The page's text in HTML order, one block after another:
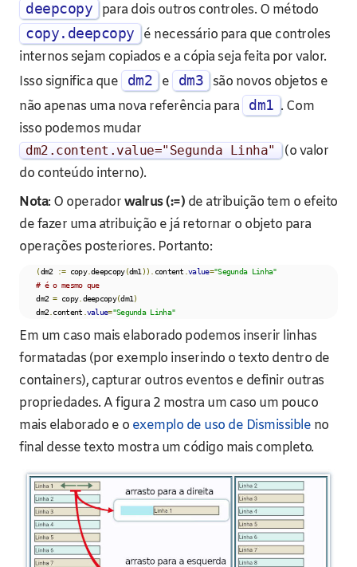
deepcopy para dois outros controles. O método
copy.deepcopy
é necessário para que controles
internos sejam copiados e a cópia seja feita por valor.
Isso significa que
dm2 e dm3
são novos objetos e
não apenas uma nova referência para dm1 . Com
isso podemos mudar
dm2 . content . value="Segunda Linha"
(o valor
do conteúdo interno).
Nota: O operadorwalrus (:=) de atribuição tem o efeito
de fazer uma atribuição e já retornar o objeto para
operações posteriores. Portanto:
(dm2 := copy.deepcopy(dm1 )). content .value="Segunda Linha"
# é o mesmo que
    dm2
= copy. deepcopy(dm1 )
    dm2
content value="Segunda Linha"
Em um caso mais elaborado podemos inserir linhas
formatadas (por exemplo inserindo o texto dentro de
containers), capturar outros eventos e definir outras
propriedades. A figura 2 mostra um caso um pouco
mais elaborado e o exemplo de uso de Dismissible no
final desse texto mostra um código mais completo.